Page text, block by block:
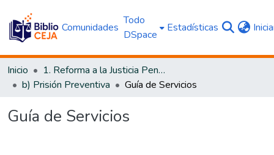
Comunidades
Todo
DSpace
Estadísticas
Inicio
1. Reforma a la Justicia Penal
b) Prisión Preventiva
Guía de Servicios
Guía de Servicios